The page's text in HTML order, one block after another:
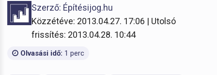
Szerző: Építésijog.hu
Közzétéve: 2013.04.27. 17:06 | Utolsó
frissítés: 2013.04.28. 10:44
Olvasási idő: 1 perc